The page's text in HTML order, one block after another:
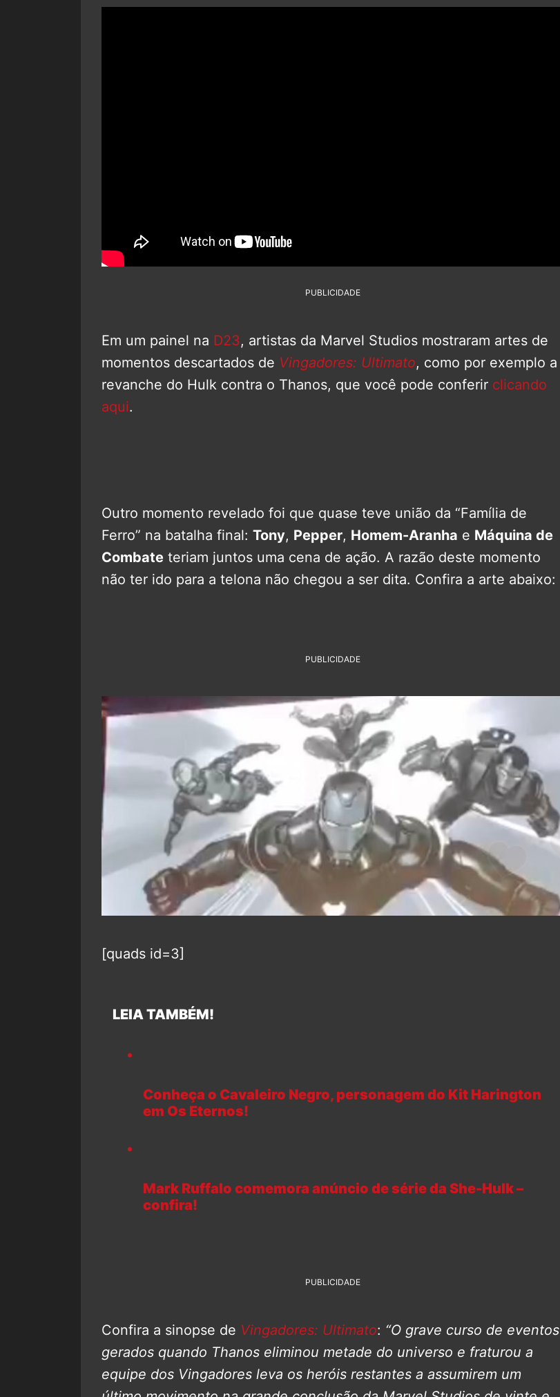
PUBLICIDADE
Em um painel na D23, artistas da Marvel Studios mostraram artes de
momentos descartados de Vingadores: Ultimato, como por exemplo a
revanche do Hulk contra o Thanos, que você pode conferir clicando
aqui.
Outro momento revelado foi que quase teve união da “Família de
Ferro” na batalha final: Tony, Pepper, Homem-Aranha e Máquina de
Combate teriam juntos uma cena de ação. A razão deste momento
não ter ido para a telona não chegou a ser dita. Confira a arte abaixo:
PUBLICIDADE
[quads id=3]
LEIA TAMBÉM!
Conheça o Cavaleiro Negro, personagem do Kit Harington
em Os Eternos!
Mark Ruffalo comemora anúncio de série da She-Hulk –
confira!
PUBLICIDADE
Confira a sinopse de Vingadores: Ultimato: “O grave curso de eventos
gerados quando Thanos eliminou metade do universo e fraturou a
equipe dos Vingadores leva os heróis restantes a assumirem um